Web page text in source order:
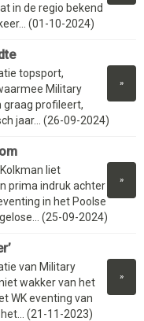
in de regio bekend
(01-10-2024)
»
topsport,
Military
graag profileert,
jaar... (26-09-2024)
»
liet
prima indruk achter
in het Poolse
(25-09-2024)
»
van Military
wakker van het
WK eventing van
(21-11-2023)